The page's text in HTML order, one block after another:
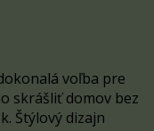
voľba pre
skrášliť domov bez
Štýlový dizajn